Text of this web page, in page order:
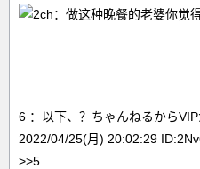
6 ：以下、？ちゃんねるからVIP
2022/04/25(月) 20:02:29
>>5